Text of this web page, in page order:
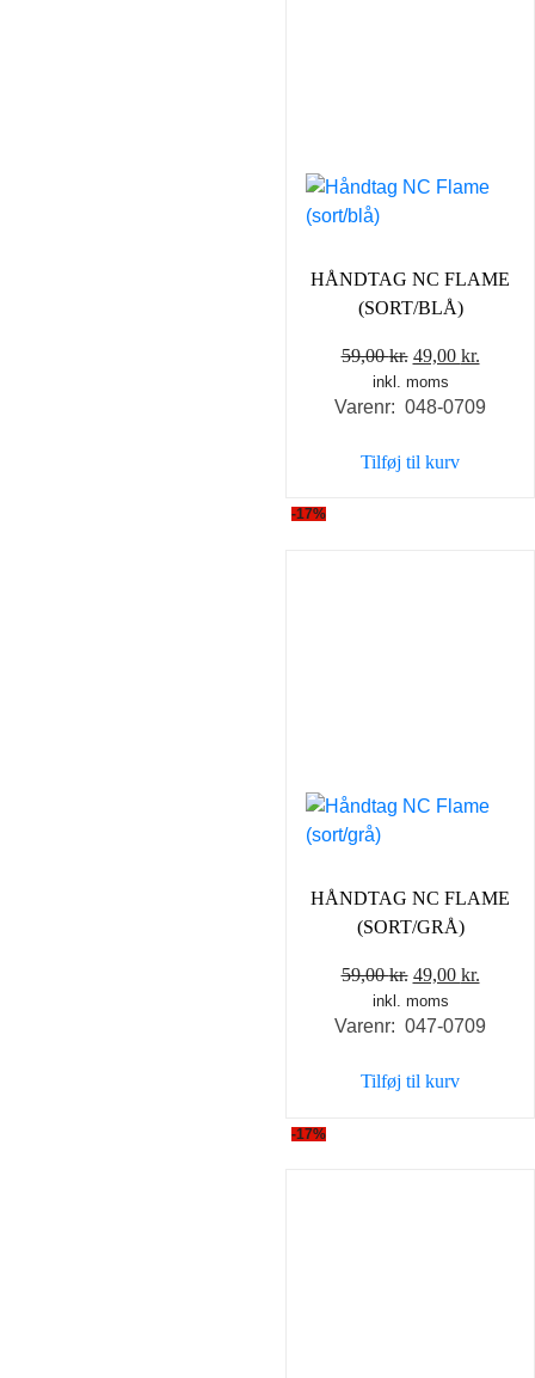
HÅNDTAG NC FLAME
(SORT/BLÅ)
59,00kr. Den
oprindelige
pris
59,00 kr..
49,00 kr.
pris
inkl. moms
Varenr: 048-0709
Tilføj til kurv
-17%
HÅNDTAG NC FLAME
(SORT/GRÅ)
59,00kr. Den
oprindelige
pris
59,00 kr..
49,00 kr.
pris
inkl. moms
Varenr: 047-0709
Tilføj til kurv
-17%